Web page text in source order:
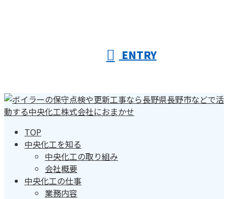
ENTRY
TOP
中央化工を知る
中央化工の取り組み
会社概要
中央化工の仕事
業務内容